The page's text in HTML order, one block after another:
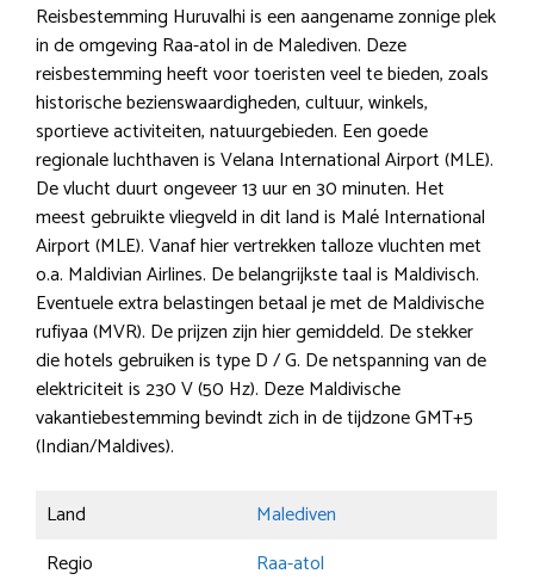
Reisbestemming Huruvalhi is een aangename zonnige plek
in de omgeving Raa-atol in de Malediven. Deze
reisbestemming heeft voor toeristen veel te bieden, zoals
historische bezienswaardigheden, cultuur, winkels,
sportieve activiteiten, natuurgebieden. Een goede
regionale luchthaven is Velana International Airport (MLE).
De vlucht duurt ongeveer 13 uur en 30 minuten. Het
meest gebruikte vliegveld in dit land is Malé International
Airport (MLE). Vanaf hier vertrekken talloze vluchten met
o.a. Maldivian Airlines. De belangrijkste taal is Maldivisch.
Eventuele extra belastingen betaal je met de Maldivische
rufiyaa (MVR). De prijzen zijn hier gemiddeld. De stekker
die hotels gebruiken is type D / G. De netspanning van de
elektriciteit is 230 V (50 Hz). Deze Maldivische
vakantiebestemming bevindt zich in de tijdzone GMT+5
(Indian/Maldives).
Land
Malediven
Regio
Raa-atol